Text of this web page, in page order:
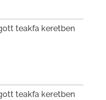
teakfa keretben
teakfa keretben